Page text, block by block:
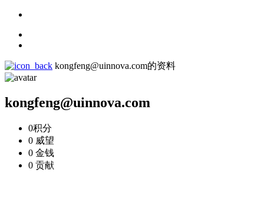
kongfeng@uinnova.com的资料
kongfeng@uinnova.com
0积分
0 威望
0 金钱
0 贡献